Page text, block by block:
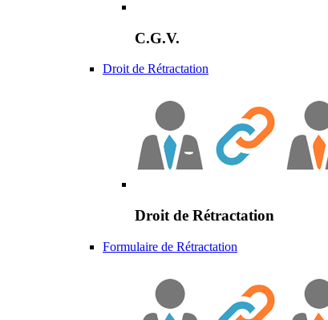
C.G.V.
Droit de Rétractation
Droit de Rétractation
Formulaire de Rétractation